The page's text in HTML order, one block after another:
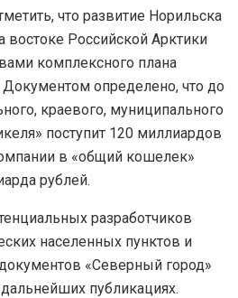
что развитие Норильска
востоке Российской Арктики
комплексного плана
определено, что до
краевого, муниципального
поступит 120 миллиардов
в «общий кошелек»
рублей.
разработчиков
населенных пунктов и
«Северный город»
публикациях.